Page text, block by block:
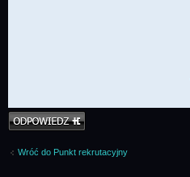
Odpowiedz
Wróć do Punkt rekrutacyjny